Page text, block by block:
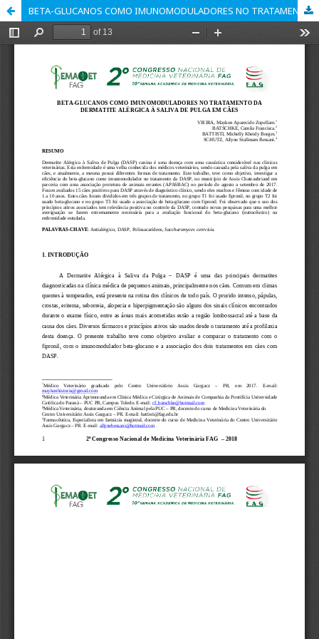
BETA-GLUCANOS COMO IMUNOMODULADORES NO TRATAMENTO DA DERMATITE ALÉRGICA À SALIVA DE PULGA EM CÃES